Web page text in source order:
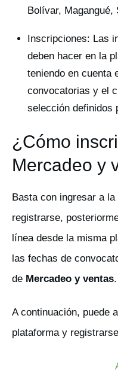
Bolívar, Magangué,
Inscripciones: Las
deben hacer en la
teniendo en cuenta
convocatorias y el
selección definidos
¿Cómo
Mercadeo y
Basta con ingresar a
registrarse,
línea desde la misma
las fechas de
de Mercadeo y ventas.
A continuación, puede
plataforma y